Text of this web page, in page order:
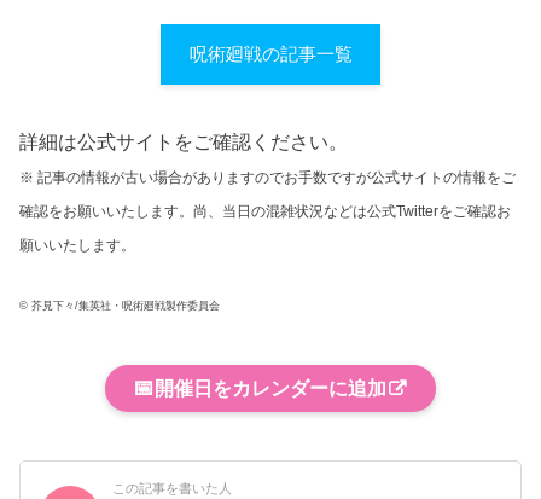
呪術廻戦の記事一覧
詳細は公式サイトをご確認ください。
※ 記事の情報が古い場合がありますのでお手数ですが公式サイトの情報をご
確認をお願いいたします。尚、当日の混雑状況などは公式Twitterをご確認お
願いいたします。
© 芥見下々/集英社・呪術廻戦製作委員会
📅 開催日をカレンダーに追加
この記事を書いた人